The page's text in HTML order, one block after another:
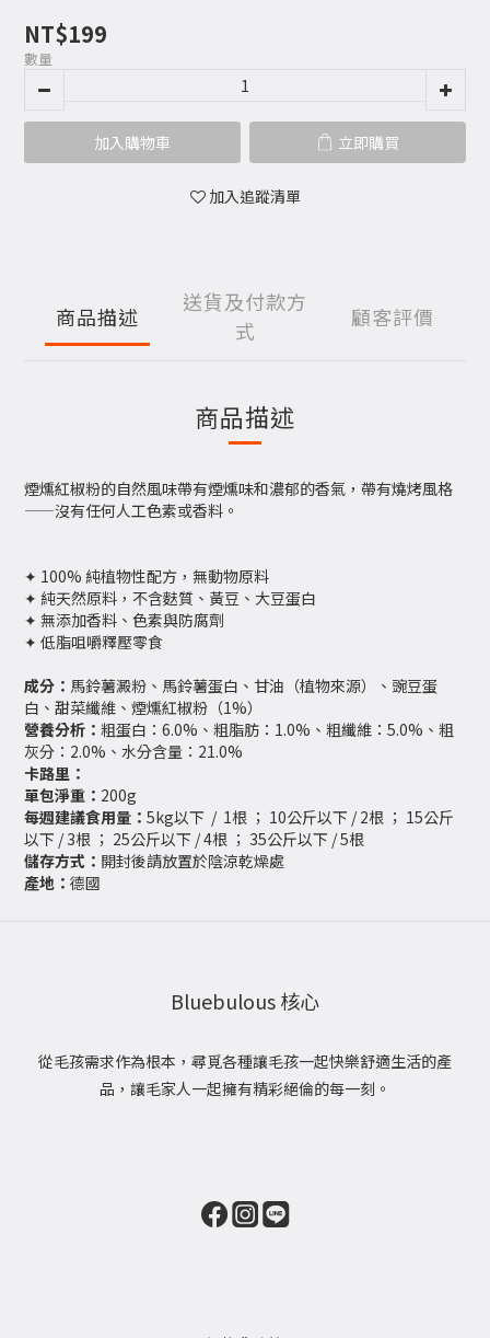
NT$199
數量
加入購物車 立即購買
加入追蹤清單
商品描述
送貨及付款方
式
顧客評價
商品描述
煙燻紅椒粉的自然風味帶有煙燻味和濃郁的香氣，帶有燒烤風格
——沒有任何人工色素或香料。
✦ 100% 純植物性配方，無動物原料
✦ 純天然原料，不含麩質、黃豆、大豆蛋白
✦ 無添加香料、色素與防腐劑
✦ 低脂咀嚼釋壓零食
成分： 馬鈴薯澱粉、馬鈴薯蛋白、甘油（植物來源）、豌豆蛋
白、甜菜纖維、煙燻紅椒粉（1%）
營養分析： 粗蛋白：6.0%、粗脂肪：1.0%、粗纖維：5.0%、粗
灰分：2.0%、水分含量：21.0%
卡路里：
單包淨重： 200g
每週建議食用量： 5kg以下 / 1根 ； 10公斤以下 / 2根 ； 15公斤
以下 / 3根 ； 25公斤以下 / 4根 ； 35公斤以下 / 5根
儲存方式： 開封後請放置於陰涼乾燥處
產地： 德國
Bluebulous 核心
從毛孩需求作為根本，尋覓各種讓毛孩一起快樂舒適生活的產
品，讓毛家人一起擁有精彩絕倫的每一刻。